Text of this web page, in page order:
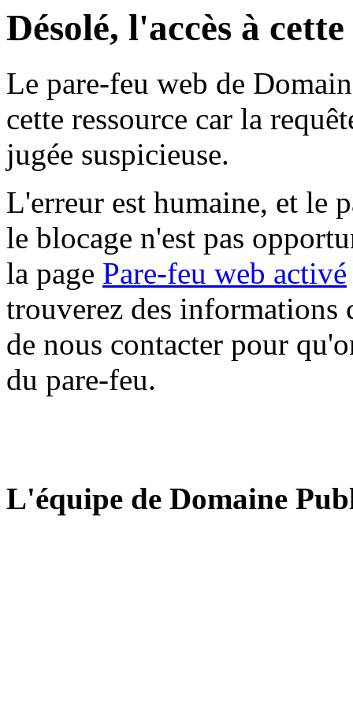
Désolé, l'accès à
Le pare-feu web de
cette ressource car la
jugée suspicieuse.
L'erreur est humaine, et le
le blocage n'est pas
la page Pare-feu web activé
trouverez des informations
de nous contacter pour
du pare-feu.
L'équipe de Domaine